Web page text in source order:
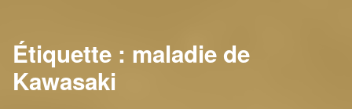
Étiquette : maladie de
Kawasaki